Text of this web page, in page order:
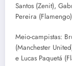
Santos (Zenit),
Pereira
Meio-campistas:
(Manchester
e Lucas Paquetá